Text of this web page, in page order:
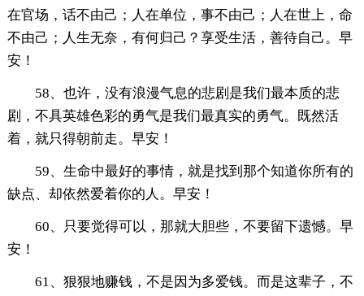
在官场，话不由己；人在单位，事不由己；人在世上，命
不由己；人生无奈，有何归己？享受生活，善待自己。早
安！
58、也许，没有浪漫气息的悲剧是我们最本质的悲
剧，不具英雄色彩的勇气是我们最真实的勇气。既然活
着，就只得朝前走。早安！
59、生命中最好的事情，就是找到那个知道你所有的
缺点、却依然爱着你的人。早安！
60、只要觉得可以，那就大胆些，不要留下遗憾。早
安！
61、狠狠地赚钱，不是因为多爱钱。而是这辈子，不